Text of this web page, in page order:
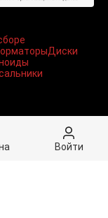
Диски
Войти